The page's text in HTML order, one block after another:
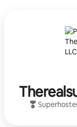
Superhost